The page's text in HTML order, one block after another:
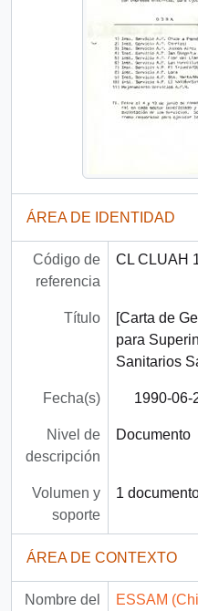
ÁREA DE IDENTIDAD
Código de
referencia
CL CLUAH
Título
[Carta de
para
Sanitarios
Fecha(s) 1990-06-
Nivel de
descripción
Documento
Volumen y
soporte
1
ÁREA DE CONTEXTO
Nombre del ESSAM